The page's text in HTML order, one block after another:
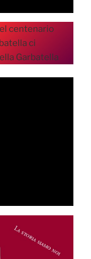
centenario
ci
Garbatella